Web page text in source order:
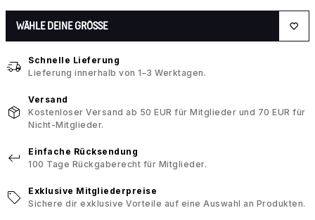
WÄHLE DEINE GRÖSSE
Schnelle Lieferung
Lieferung innerhalb von 1–3 Werktagen.
Versand
Kostenloser Versand ab 50 EUR für Mitglieder und 70 EUR für
Nicht-Mitglieder.
Einfache Rücksendung
100 Tage Rückgaberecht für Mitglieder.
Exklusive Mitgliederpreise
Sichere dir exklusive Vorteile auf eine Auswahl an Produkten.